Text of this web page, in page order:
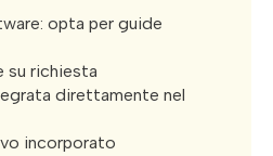
opta per guide
su richiesta
direttamente nel
incorporato